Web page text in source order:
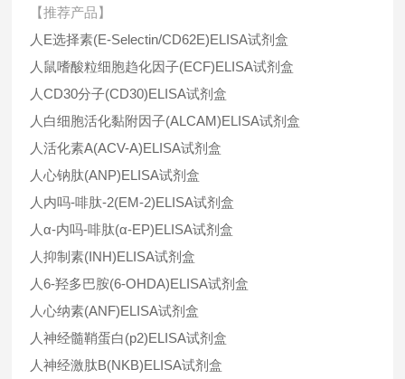
【推荐产品】
人E选择素(E-Selectin/CD62E)ELISA试剂盒
人鼠嗜酸粒细胞趋化因子(ECF)ELISA试剂盒
人CD30分子(CD30)ELISA试剂盒
人白细胞活化黏附因子(ALCAM)ELISA试剂盒
人活化素A(ACV-A)ELISA试剂盒
人心钠肽(ANP)ELISA试剂盒
人内吗-啡肽-2(EM-2)ELISA试剂盒
人α-内吗-啡肽(α-EP)ELISA试剂盒
人抑制素(INH)ELISA试剂盒
人6-羟多巴胺(6-OHDA)ELISA试剂盒
人心纳素(ANF)ELISA试剂盒
人神经髓鞘蛋白(p2)ELISA试剂盒
人神经激肽B(NKB)ELISA试剂盒